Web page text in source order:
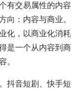
有交易属性的内容
向：内容与商业。
化，以商业化消耗
是一个从内容到商
。
抖音短剧、快手短